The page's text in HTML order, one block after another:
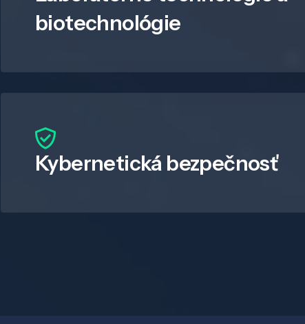
biotechnológie
Kybernetická bezpečnosť